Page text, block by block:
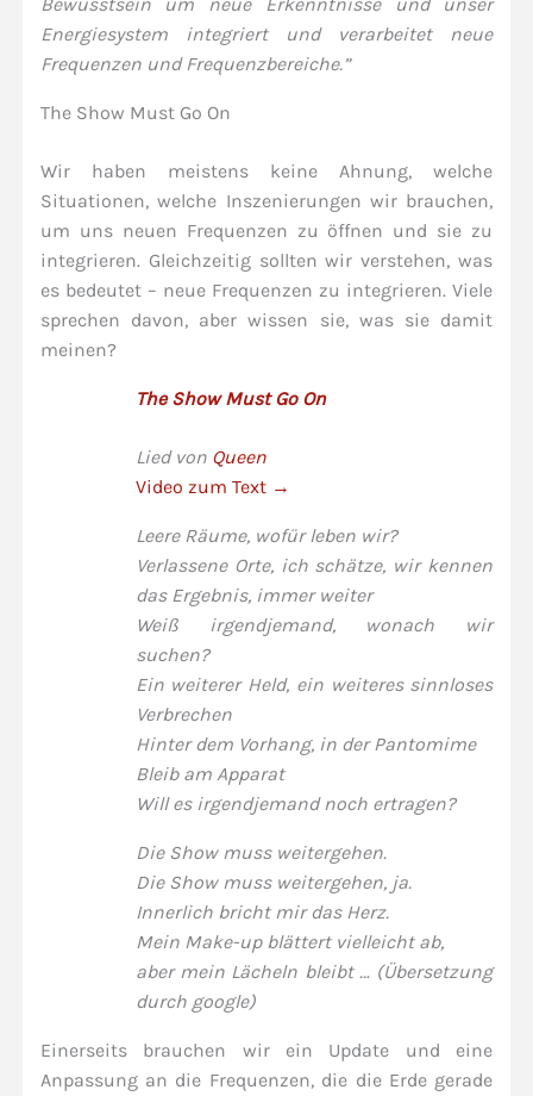
Energiesystem integriert und verarbeitet neue
Frequenzen und Frequenzbereiche.”
The Show Must Go On
Wir haben meistens keine Ahnung, welche
Situationen, welche Inszenierungen wir brauchen,
um uns neuen Frequenzen zu öffnen und sie zu
integrieren. Gleichzeitig sollten wir verstehen, was
es bedeutet – neue Frequenzen zu integrieren. Viele
sprechen davon, aber wissen sie, was sie damit
meinen?
The Show Must Go On
Lied von Queen
Video zum Text →
Leere Räume, wofür leben wir?
Verlassene Orte, ich schätze, wir kennen
das Ergebnis, immer weiter
Weiß irgendjemand, wonach wir
suchen?
Ein weiterer Held, ein weiteres sinnloses
Verbrechen
Hinter dem Vorhang, in der Pantomime
Bleib am Apparat
Will es irgendjemand noch ertragen?
Die Show muss weitergehen.
Die Show muss weitergehen, ja.
Innerlich bricht mir das Herz.
Mein Make-up blättert vielleicht ab,
aber mein Lächeln bleibt … (Übersetzung
durch google)
Einerseits brauchen wir ein Update und eine
Anpassung an die Frequenzen, die die Erde gerade